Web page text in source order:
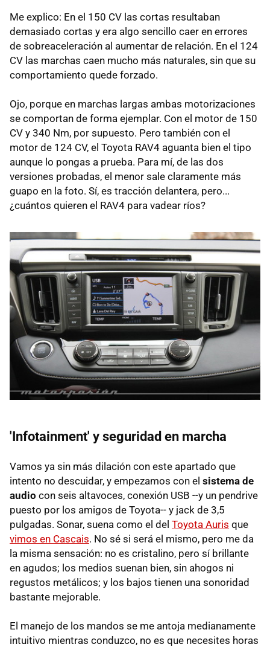
Me explico: En el 150 CV las cortas resultaban
demasiado cortas y era algo sencillo caer en errores
de sobreaceleración al aumentar de relación. En el 124
CV las marchas caen mucho más naturales, sin que su
comportamiento quede forzado.
Ojo, porque en marchas largas ambas motorizaciones
se comportan de forma ejemplar. Con el motor de 150
CV y 340 Nm, por supuesto. Pero también con el
motor de 124 CV, el Toyota RAV4 aguanta bien el tipo
aunque lo pongas a prueba. Para mí, de las dos
versiones probadas, el menor sale claramente más
guapo en la foto. Sí, es tracción delantera, pero...
¿cuántos quieren el RAV4 para vadear ríos?
'Infotainment' y seguridad en marcha
Vamos ya sin más dilación con este apartado que
intento no descuidar, y empezamos con el sistema de
audio con seis altavoces, conexión USB --y un pendrive
puesto por los amigos de Toyota-- y jack de 3,5
pulgadas. Sonar, suena como el del Toyota Auris que
vimos en Cascais. No sé si será el mismo, pero me da
la misma sensación: no es cristalino, pero sí brillante
en agudos; los medios suenan bien, sin ahogos ni
regustos metálicos; y los bajos tienen una sonoridad
bastante mejorable.
El manejo de los mandos se me antoja medianamente
intuitivo mientras conduzco, no es que necesites horas